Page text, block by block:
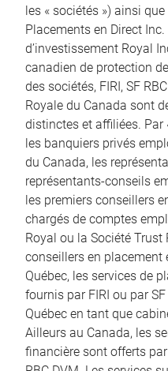
les « sociétés ») ainsi
Placements en Direct
d’investissement Royal
canadien de protection
des sociétés, FIRI, SF
Royale du Canada sont
distinctes et affiliées. Par
les banquiers privés
du Canada, les
représentants-conseils
les premiers conseillers
chargés de comptes
Royal ou la Société
conseillers en placement
Québec, les services de
fournis par FIRI ou par
Québec en tant que
Ailleurs au Canada, les
financière sont offerts par